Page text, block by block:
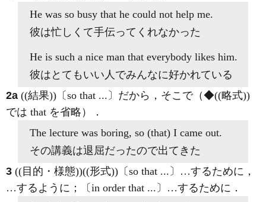
He was so busy that he could not help me.
彼は忙しくて手伝ってくれなかった
He is such a nice man that everybody likes him.
彼はとてもいい人でみんなに好かれている
2a ((結果))〔so that ...〕だから，そこで（◆((略式))
では that を省略）
．
The lecture was boring, so (that) I came out.
その講義は退屈だったので出てきた
3 ((目的・様態))((形式))〔so that ...〕…するために，
…するように；〔in order that ...〕…するために ．